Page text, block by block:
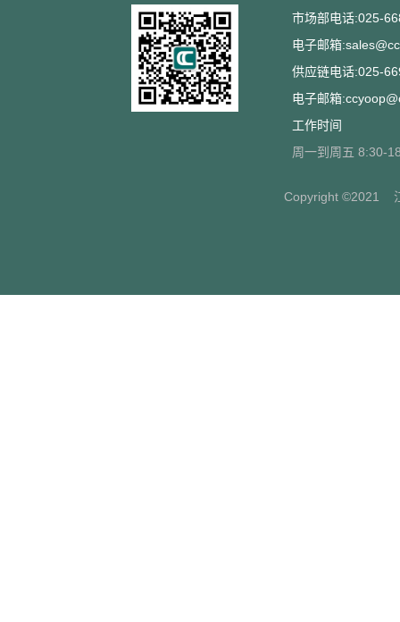
市场部电话:025-
电子邮箱
供应链电话:025-
电子邮箱
工作时间
周一到周五 8:30-
Copyright ©2021